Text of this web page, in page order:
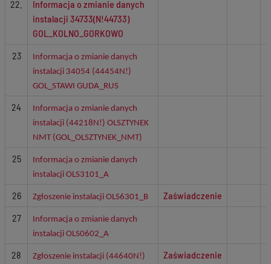
22.
Informacja o zmianie danych
instalacji 34733(N!44733)
GOL_KOLNO_GORKOWO
23
Informacja o zmianie danych
instalacji 34054 (44454N!)
GOL_STAWI GUDA_RUS
24
Informacja o zmianie danych
instalacji (44218N!) OLSZTYNEK
NMT (GOL_OLSZTYNEK_NMT)
25
Informacja o zmianie danych
instalacji OLS3101_A
26 Zgłoszenie instalacji OLS6301_B
Zaświadczenie
27
Informacja o zmianie danych
instalacji OLS0602_A
28
Zgłoszenie instalacji (44640N!)
Zaświadczenie